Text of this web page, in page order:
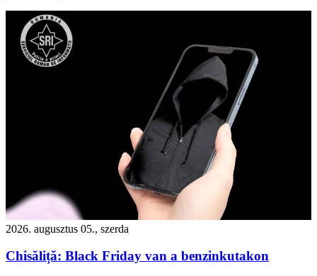
2026. augusztus 05., szerda
Chisăliță: Black Friday van a benzinkutakon